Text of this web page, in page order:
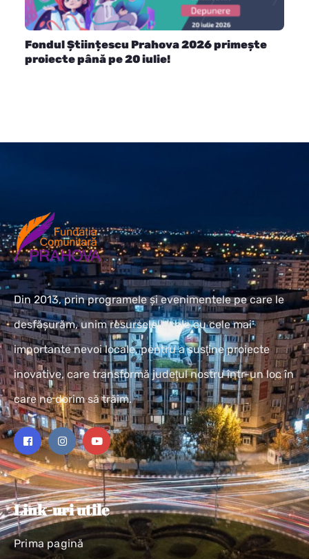
Fondul Științescu Prahova 2026 primește
proiecte până pe 20 iulie!
Din 2013, prin programele și evenimentele pe care le
desfășurăm, unim resursele locale cu cele mai
importante nevoi locale, pentru a susţine proiecte
inovative, care transformă judeţul nostru într-un loc în
care ne dorim să trăim.
Link-uri utile
Prima pagină